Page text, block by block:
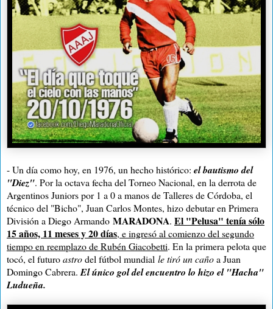
- Un día como hoy, en 1976, un hecho histórico: el bautismo del
"Diez". Por la octava fecha del Torneo Nacional, en la derrota de
Argentinos Juniors por 1 a 0 a manos de Talleres de Córdoba, el
técnico del "Bicho", Juan Carlos Montes, hizo debutar en Primera
División a Diego Armando MARADONA. El "Pelusa" tenía sólo
15 años, 11 meses y 20 días, e ingresó al comienzo del segundo
tiempo en reemplazo de Rubén Giacobetti. En la primera pelota que
tocó, el futuroastrodel fútbol mundial le tiró un cañoa Juan
Domingo Cabrera. El único gol del encuentro lo hizo el "Hacha"
Ludueña.